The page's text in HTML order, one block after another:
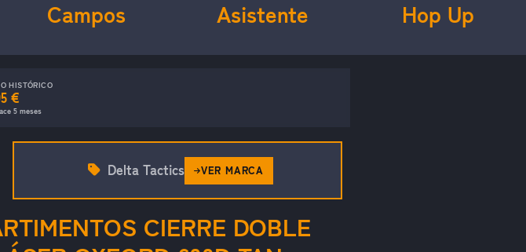
Campos Asistente Hop Up
HISTÓRICO
€
5 meses
CIERRE DOBLE
Delta Tactics VER MARCA